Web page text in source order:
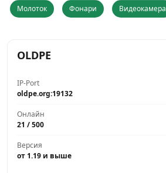
Молоток Фонари Видеокамера
OLDPE
IP-Port
oldpe.org:19132
Онлайн
21 / 500
Версия
от 1.19 и выше